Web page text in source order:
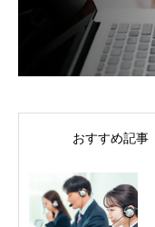
おすすめ記事